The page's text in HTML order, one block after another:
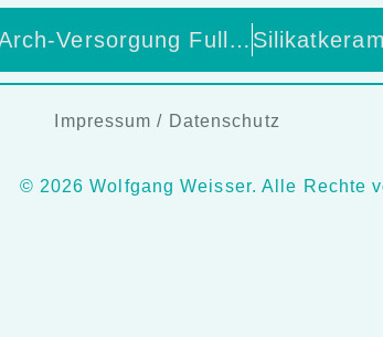
Digitaler Workflow bei Full-Arch-Versorgung Full-Arch auf Implantaten – sicher digital? Oder reine Illusion?
Impressum / Datenschutz
© 2026 Wolfgang Weisser. Alle Rechte